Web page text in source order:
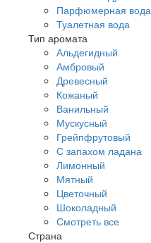
Парфюмерная вода
Туалетная вода
Тип аромата
Альдегидный
Амбровый
Древесный
Кожаный
Ванильный
Мускусный
Грейпфрутовый
С запахом ладана
Лимонный
Мятный
Цветочный
Шоколадный
Смотреть все
Страна